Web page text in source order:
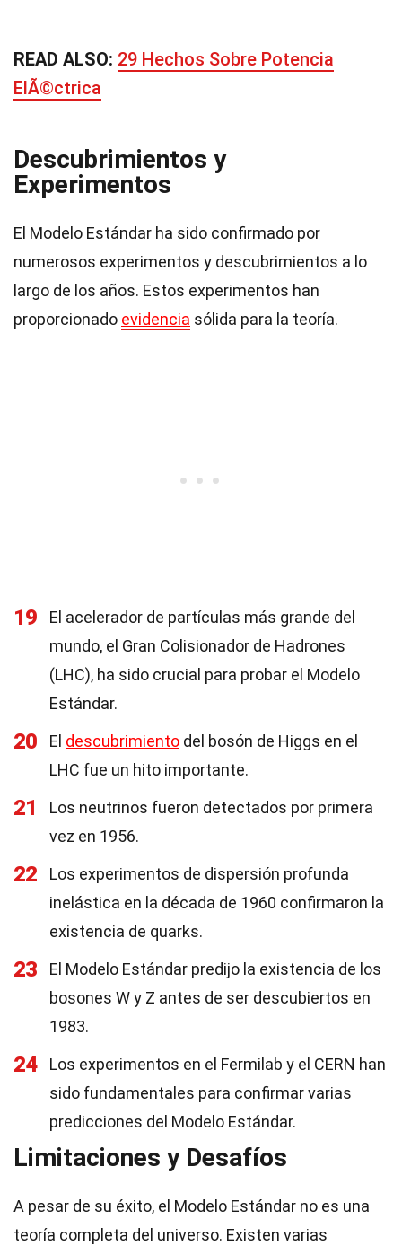
READ ALSO: 29 Hechos Sobre Potencia
ElÃ©ctrica
Descubrimientos y
Experimentos
El Modelo Estándar ha sido confirmado por
numerosos experimentos y descubrimientos a lo
largo de los años. Estos experimentos han
proporcionado evidencia sólida para la teoría.
19
El acelerador de partículas más grande del
mundo, el Gran Colisionador de Hadrones
(LHC), ha sido crucial para probar el Modelo
Estándar.
20 El descubrimiento del bosón de Higgs en el
LHC fue un hito importante.
21
Los neutrinos fueron detectados por primera
vez en 1956.
22
Los experimentos de dispersión profunda
inelástica en la década de 1960 confirmaron la
existencia de quarks.
23
El Modelo Estándar predijo la existencia de los
bosones W y Z antes de ser descubiertos en
1983.
24
Los experimentos en el Fermilab y el CERN han
sido fundamentales para confirmar varias
predicciones del Modelo Estándar.
Limitaciones y Desafíos
A pesar de su éxito, el Modelo Estándar no es una
teoría completa del universo. Existen varias